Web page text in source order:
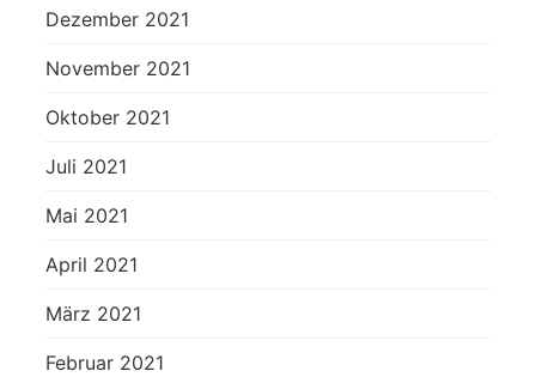
Dezember 2021
November 2021
Oktober 2021
Juli 2021
Mai 2021
April 2021
März 2021
Februar 2021